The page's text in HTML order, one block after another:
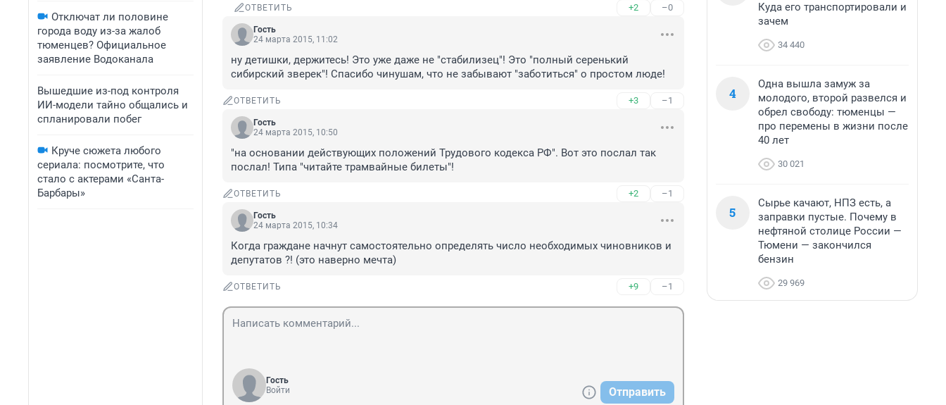
Отключат ли половине
города воду из-за жалоб
тюменцев? Официальное
заявление Водоканала
Вышедшие из-под контроля
ИИ-модели тайно общались и
спланировали побег
Круче сюжета любого
сериала: посмотрите, что
стало с актерами «Санта-
Барбары»
ОТВЕТИТЬ +2 –0
Гость
24 марта 2015, 11:02
ну детишки, держитесь! Это уже даже не "стабилизец"! Это "полный серенький
сибирский зверек"! Спасибо чинушам, что не забывают "заботиться" о простом люде!
ОТВЕТИТЬ +3 –1
Гость
24 марта 2015, 10:50
"на основании действующих положений Трудового кодекса РФ". Вот это послал так
послал! Типа "читайте трамвайные билеты"!
ОТВЕТИТЬ +2 –1
Гость
24 марта 2015, 10:34
Когда граждане начнут самостоятельно определять число необходимых чиновников и
депутатов ?! (это наверно мечта)
ОТВЕТИТЬ +9 –1
Гость
Войти
Отправить
Куда его транспортировали и
зачем
34 440
4
Одна вышла замуж за
молодого, второй развелся и
обрел свободу: тюменцы —
про перемены в жизни после
40 лет
30 021
5
Сырье качают, НПЗ есть, а
заправки пустые. Почему в
нефтяной столице России —
Тюмени — закончился
бензин
29 969